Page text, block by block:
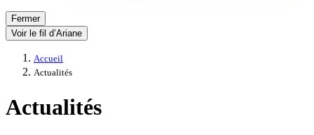
Fermer
Voir le fil d’Ariane
Accueil
Actualités
Actualités